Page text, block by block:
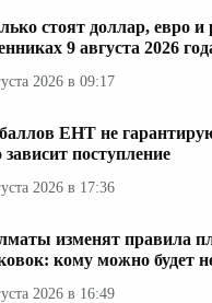
стоят доллар, евро и
9 августа 2026
2026 в 09:17
ЕНТ не
зависит поступление
2026 в 17:36
изменят правила
кому можно будет
2026 в 16:49